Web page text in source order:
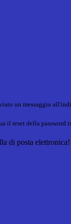
un messaggio
il reset della password
di posta elettronica!